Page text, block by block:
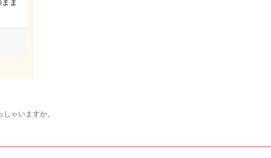
ま
ゃいますか。